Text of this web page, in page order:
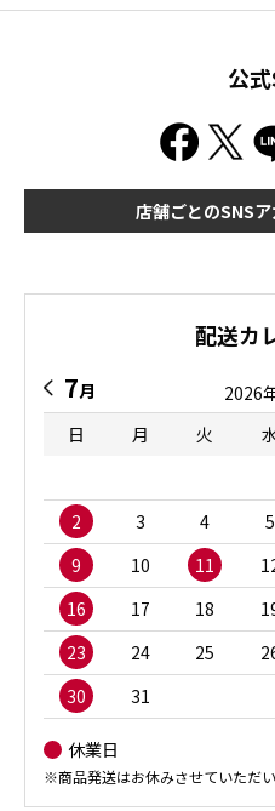
公
店舗ごとのSNS
配送カ
7月 2026
日
月 火
2
3 4 5
9
10 11
16
17 18
23
24 25
30
31
休業日
※商品発送はお休みさせていただい